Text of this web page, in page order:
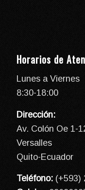
Horarios de
Lunes a Viernes
8:30-18:00
Dirección:
Av. Colón Oe 1-
Versalles
Quito-Ecuador
Teléfono:(+593)